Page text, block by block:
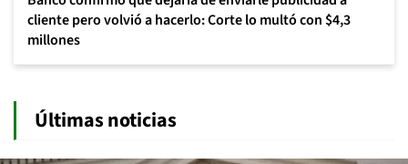
cliente pero volvió a hacerlo: Corte lo multó con $4,3
millones
Últimas noticias